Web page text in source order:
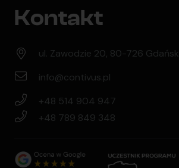
Kontakt
ul. Zawodzie 20, 80-726 Gdańsk
info@contivus.pl
+48 514 904 947
+48 789 849 348